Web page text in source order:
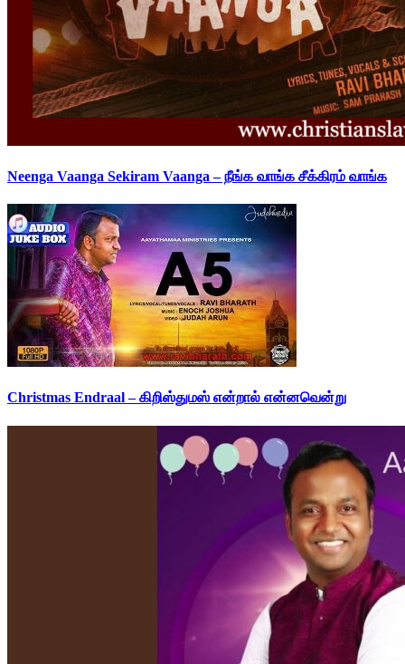
Neenga Vaanga Sekiram Vaanga – நீங்க வாங்க சீக்கிரம் வாங்க
Christmas Endraal – கிறிஸ்துமஸ் என்றால் என்னவென்று